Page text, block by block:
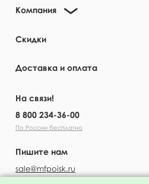
Компания
Скидки
Доставка и оплата
На связи!
8 800 234-36-00
По России бесплатно
Пишите нам
sale@mfpoisk.ru